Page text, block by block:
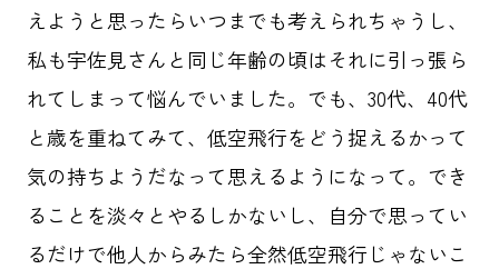
えようと思ったらいつまでも考えられちゃうし、
私も宇佐見さんと同じ年齢の頃はそれに引っ張ら
れてしまって悩んでいました。でも、30代、40代
と歳を重ねてみて、低空飛行をどう捉えるかって
気の持ちようだなって思えるようになって。でき
ることを淡々とやるしかないし、自分で思ってい
るだけで他人からみたら全然低空飛行じゃないこ